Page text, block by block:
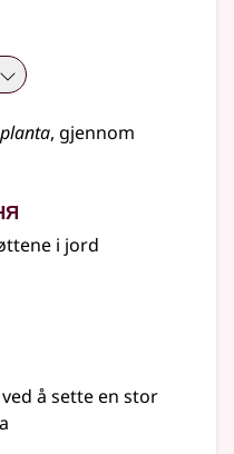
planta, gjennom
i jord
å sette en stor